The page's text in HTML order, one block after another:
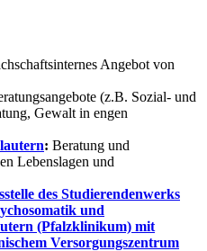
Angebot von
(z.B. Sozial- und
Gewalt in engen
: Beratung und
Lebenslagen und
des Studierendenwerks
und
(Pfalzklinikum) mit
Versorgungszentrum